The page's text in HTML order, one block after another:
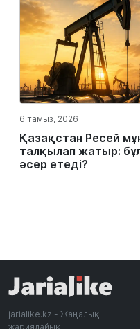
6 тамыз, 2026
Қазақстан Ресей
талқылап жатыр:
әсер етеді?
jarialike.kz - Жаңалық
жариялайық!